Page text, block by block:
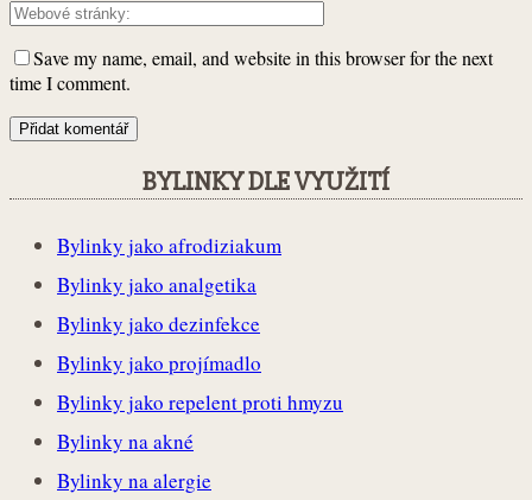
Save my name, email, and website in this browser for the next
time I comment.
BYLINKY DLE VYUŽITÍ
Bylinky jako afrodiziakum
Bylinky jako analgetika
Bylinky jako dezinfekce
Bylinky jako projímadlo
Bylinky jako repelent proti hmyzu
Bylinky na akné
Bylinky na alergie